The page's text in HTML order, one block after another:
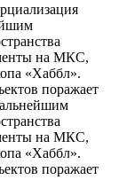
на МКС,
«Хаббл».
поражает
на МКС,
«Хаббл».
поражает